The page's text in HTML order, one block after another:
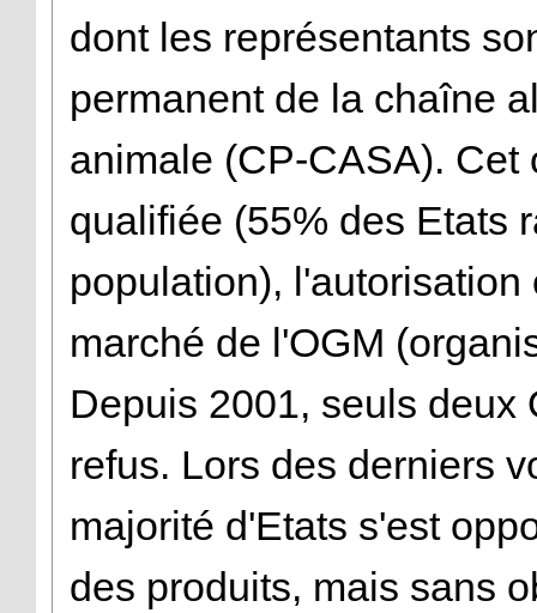
dont les représentants
permanent de la chaîne
animale (CP-CASA).
qualifiée (55% des Etats
population),
marché de l'OGM
Depuis 2001, seuls deux
refus. Lors des derniers
majorité d'Etats s'est
des produits, mais sans